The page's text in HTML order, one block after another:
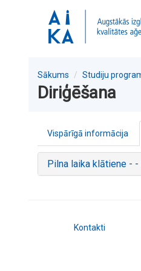
Sākums Studiju
Diriģēšana
Vispārīgā informācija
Pilna laika klātiene -
Kontakti